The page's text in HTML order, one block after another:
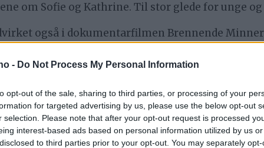
- Do Not Process My Personal Information
opt-out of the sale, sharing to third parties, or processing of your
for targeted advertising by us, please use the below opt-out
selection. Please note that after your opt-out request is processed
interest-based ads based on personal information utilized by us
to third parties prior to your opt-out. You may separately
om Sofie og Kathrine. Til stor glede for unge og
også i dokumentarfilmen Brennende Minner
på kulturlivet og folkelivet i Røros. Hun var
Lesegleden fant hun utløp for gjennom en
var også medlem i Soroptimistene.
humor var hun en fest å være sammen
fortellende.